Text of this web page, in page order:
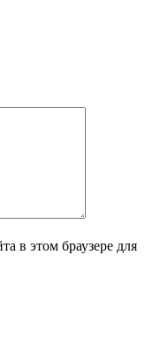
в этом браузере для